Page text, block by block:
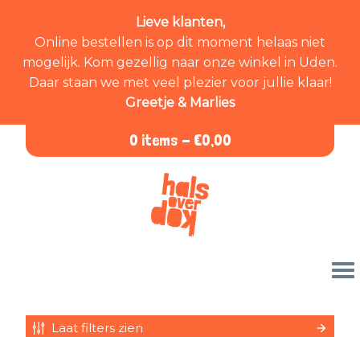
Lieve klanten,
Online bestellen is op dit moment helaas niet
mogelijk. Kom gezellig naar onze winkel in Uden.
Daar staan we met veel plezier voor jullie klaar!
Greetje & Marlies
0 items - €0,00
Laat filters zien